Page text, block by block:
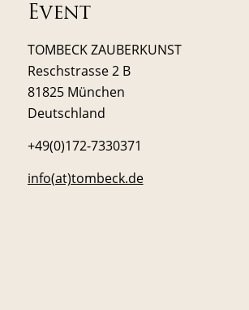
Event
TOMBECK ZAUBERKUNST
Reschstrasse 2 B
81825 München
Deutschland
+49(0)172-7330371
info(at)tombeck.de